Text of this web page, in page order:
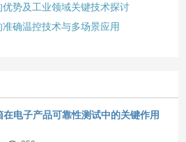
势及工业领域关键技术探讨
确温控技术与多场景应用
在电子产品可靠性测试中的关键作用